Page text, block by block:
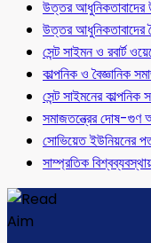
উত্তর
উত্তর আধুনিকতাবাদের
সেন্ট সাইমন ও রবার্ট
কাল্পনিক ও বৈজ্ঞানিক
সেন্ট সাইমনের
সমাজতন্ত্রের দোষ-গুণ
সোভিয়েত ইউনিয়নের
সাম্প্রতিক